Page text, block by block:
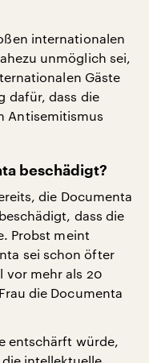
internationalen
unmöglich sei,
Gäste
dafür, dass die
Antisemitismus
beschädigt?
die Documenta
dass die
Probst meint
sei schon öfter
vor mehr als 20
die Documenta
entschärft würde,